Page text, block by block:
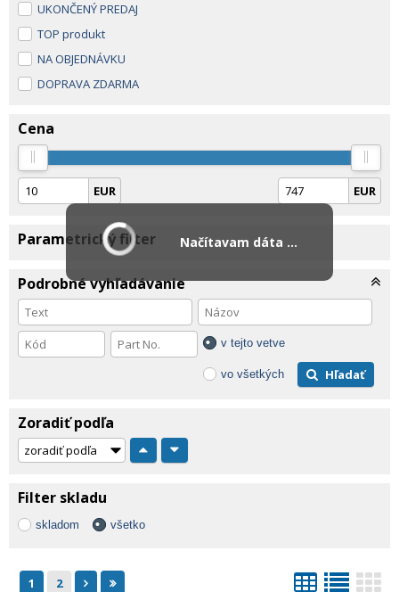
UKONČENÝ PREDAJ
TOP produkt
NA OBJEDNÁVKU
DOPRAVA ZDARMA
Cena
EUR EUR
Parametrický filter
Podrobné vyhľadávanie
v tejto vetve
vo všetkých Hľadať
Zoradiť podľa
Filter skladu
skladom všetko
1 2
Načítavam dáta ...